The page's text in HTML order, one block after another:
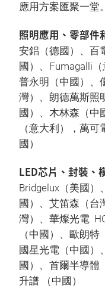
應用方案匯聚一堂
照明應用、零部件
安鋁（德國）、百
國）、Fumagalli
普永明（中國）、
灣）、朗德萬斯照
國）、木林森（中
（意大利），萬
國）
LED芯片、封裝、
Bridgelux（美國）
國）、艾笛森（台
灣）、華燦光電
（中國）、歐朗特
國星光電（中國）
國）、首爾半導體
升譜 （中國）